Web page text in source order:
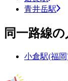
青井岳駅
同一路線
小倉駅(福